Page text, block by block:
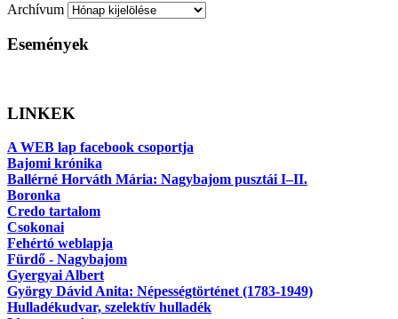
Archívum
Események
LINKEK
A WEB lap facebook csoportja
Bajomi krónika
Ballérné Horváth Mária: Nagybajom pusztái I–II.
Boronka
Credo tartalom
Csokonai
Fehértó weblapja
Fürdő - Nagybajom
Gyergyai Albert
György Dávid Anita: Népességtörténet (1783-1949)
Hulladékudvar, szelektív hulladék